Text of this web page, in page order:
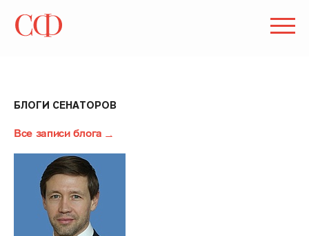
БЛОГИ СЕНАТОРОВ
Все записи блога